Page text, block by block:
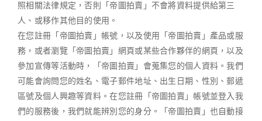
照相關法律規定，否則「帝圖拍賣」不會將資料提供給第三
人、或移作其他目的使用。
在您註冊「帝圖拍賣」帳號，以及使用「帝圖拍賣」產品或服
務，或者瀏覽「帝圖拍賣」網頁或某些合作夥伴的網頁，以及
參加宣傳等活動時，「帝圖拍賣」會蒐集您的個人資料。我們
可能會詢問您的姓名、電子郵件地址、出生日期、性別、郵遞
區號及個人興趣等資料。在您註冊「帝圖拍賣」帳號並登入我
們的服務後，我們就能辨別您的身分。「帝圖拍賣」也自動接